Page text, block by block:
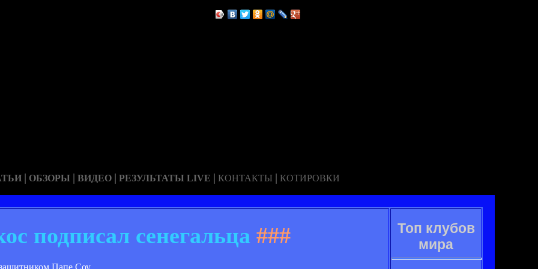
| ОБЗОРЫ | ВИДЕО | РЕЗУЛЬТАТЫ LIVE | КОНТАКТЫ | КОТИРОВКИ
подписал сенегальца ###
Папе Соу.
Топ клубов
мира